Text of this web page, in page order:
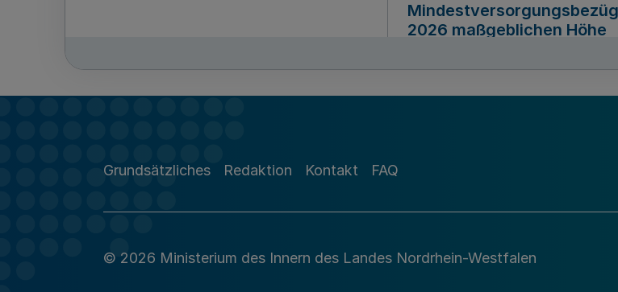
2026 maßgeblichen Höhe
Richtlinie zur
Grundsätzliches Redaktion Kontakt FAQ
© 2026 Ministerium des Innern des Landes Nordrhein-Westfalen